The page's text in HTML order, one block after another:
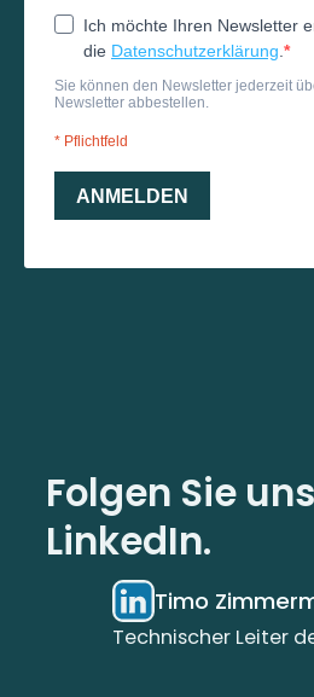
Folgen Sie
LinkedIn.
Timo
Technischer Leiter